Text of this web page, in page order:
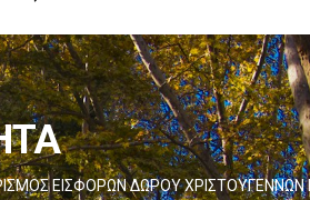
ΕΙΣΦΟΡΩΝ ΔΩΡΟΥ